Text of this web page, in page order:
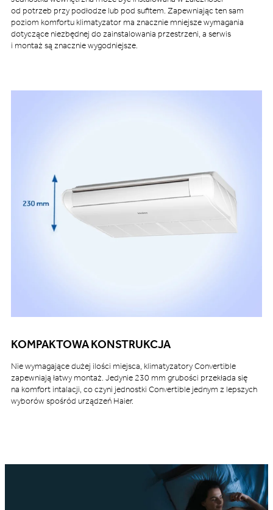
od potrzeb przy podłodze lub pod sufitem. Zapewniając ten sam
poziom komfortu klimatyzator ma znacznie mniejsze wymagania
dotyczące niezbędnej do zainstalowania przestrzeni, a serwis
i montaż są znacznie wygodniejsze.
KOMPAKTOWA KONSTRUKCJA
Nie wymagające dużej ilości miejsca, klimatyzatory Convertible
zapewniają łatwy montaż. Jedynie 230 mm grubości przekłada się
na komfort intalacji, co czyni jednostki Convertible jednym z lepszych
wyborów spośród urządzeń Haier.